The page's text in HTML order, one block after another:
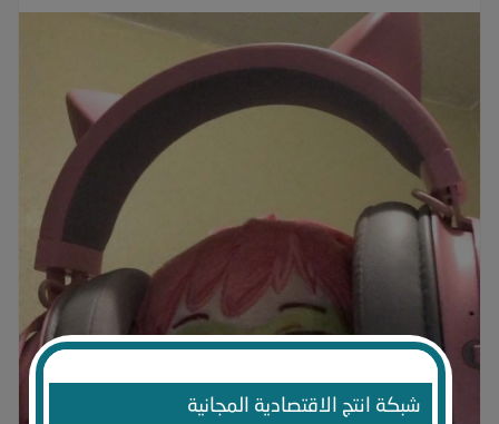
شبكة انتج الاقتصادية المجانية